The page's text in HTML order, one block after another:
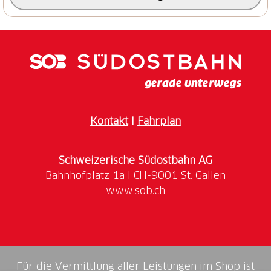
Sommerzustiegsweg zur Chamanna dEs-cha hoch
gestiegen wird. Durch den Wald zur Alp Es-cha
zum Tagesziel Chamanna dEs-cha.
KontaktI Fahrplan
Schweizerische Südostbahn AG
www.sob.ch
Für die Vermittlung aller Leistungen im Shop ist